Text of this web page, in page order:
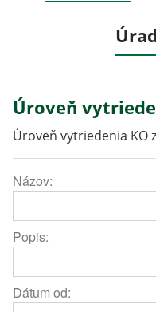
Úroveň
Úroveň vytriedenia KO
Názov:
Popis:
Dátum od: